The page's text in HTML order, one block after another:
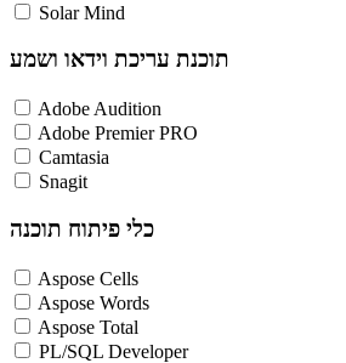
Solar Mind
תוכנת עריכת וידאו ושמע
Adobe Audition
Adobe Premier PRO
Camtasia
Snagit
כלי פיתוח תוכנה
Aspose Cells
Aspose Words
Aspose Total
PL/SQL Developer